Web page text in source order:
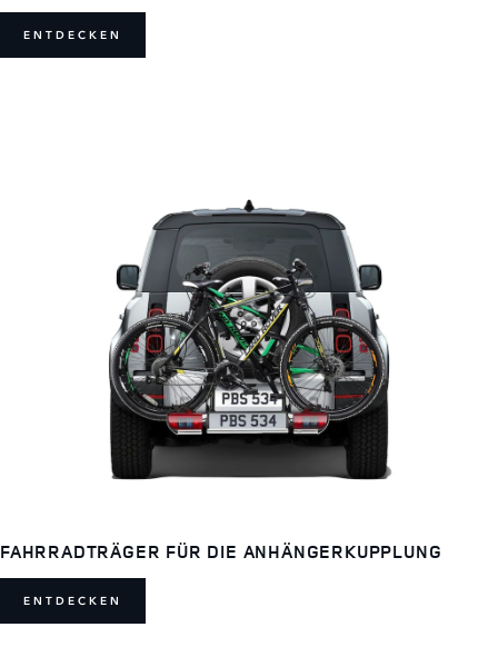
ENTDECKEN
FAHRRADTRÄGER FÜR DIE ANHÄNGERKUPPLUNG
ENTDECKEN